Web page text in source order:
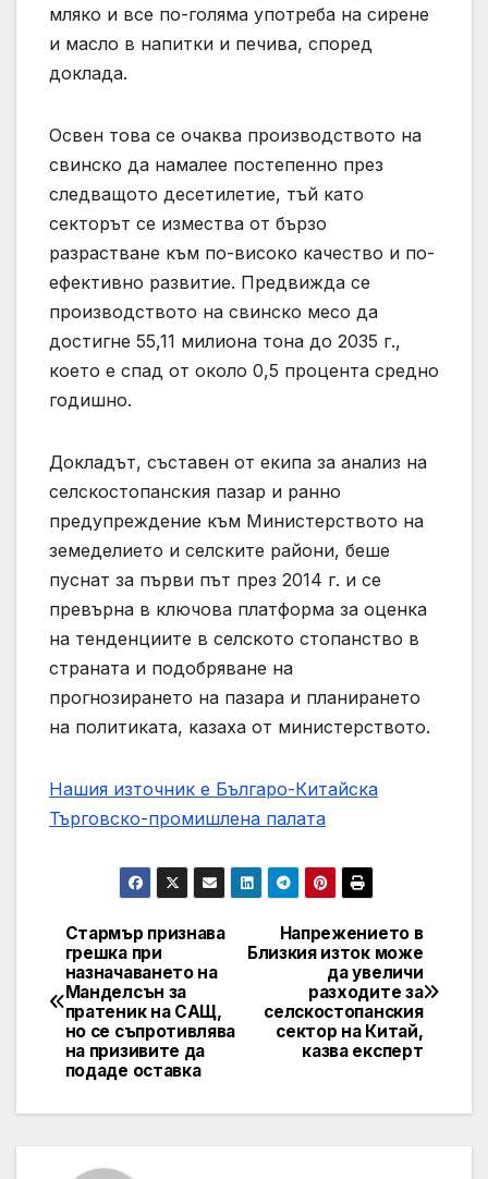
мляко и все по-голяма употреба на сирене
и масло в напитки и печива, според
доклада.
Освен това се очаква производството на
свинско да намалее постепенно през
следващото десетилетие, тъй като
секторът се измества от бързо
разрастване към по-високо качество и по-
ефективно развитие. Предвижда се
производството на свинско месо да
достигне 55,11 милиона тона до 2035 г.,
което е спад от около 0,5 процента средно
годишно.
Докладът, съставен от екипа за анализ на
селскостопанския пазар и ранно
предупреждение към Министерството на
земеделието и селските райони, беше
пуснат за първи път през 2014 г. и се
превърна в ключова платформа за оценка
на тенденциите в селското стопанство в
страната и подобряване на
прогнозирането на пазара и планирането
на политиката, казаха от министерството.
Нашия източник е Българо-Китайска
Търговско-промишлена палaта
Post
navigation
Напрежението в
Близкия изток може
да увеличи
разходите за
селскостопанския
сектор на Китай,
казва експерт
Стармър признава
грешка при
назначаването на
Манделсън за
пратеник на САЩ,
но се съпротивлява
на призивите да
подаде оставка